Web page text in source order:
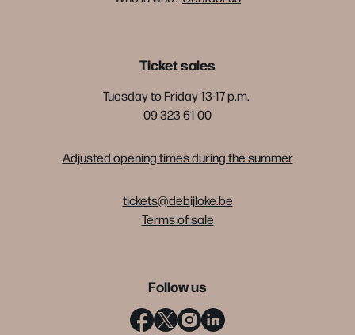
Ticket sales
Tuesday to Friday 13-17 p.m.
09 323 61 00
Adjusted opening times during the summer
tickets@debijloke.be
Terms of sale
Follow us